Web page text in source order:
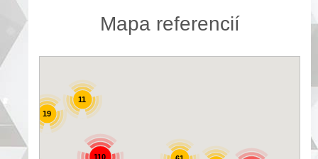
Mapa referencií
110
11
19